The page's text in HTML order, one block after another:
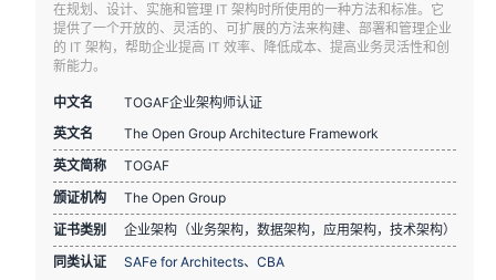
在规划、设计、实施和管理 IT 架构时所使用的一种方法和标准。它
提供了一个开放的、灵活的、可扩展的方法来构建、部署和管理企业
的 IT 架构，帮助企业提高 IT 效率、降低成本、提高业务灵活性和创
新能力。
中文名
TOGAF企业架构师认证
英文名
The Open Group Architecture Framework
英文简称
TOGAF
颁证机构
The Open Group
证书类别
企业架构（业务架构，数据架构，应用架构，技术架构）
同类认证
SAFe for Architects、CBA